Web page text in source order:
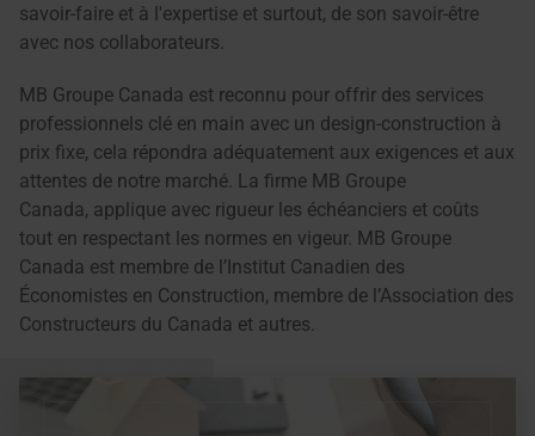
savoir-faire et à l'expertise et surtout, de son savoir-être
avec nos collaborateurs.
MB Groupe Canada est reconnu pour offrir des services
professionnels clé en main avec un design-construction à
prix fixe, cela répondra adéquatement aux exigences et aux
attentes de notre marché. La firme MB Groupe
Canada, applique avec rigueur les échéanciers et coûts
tout en respectant les normes en vigeur. MB Groupe
Canada est membre de l’Institut Canadien des
Économistes en Construction, membre de l’Association des
Constructeurs du Canada et autres.